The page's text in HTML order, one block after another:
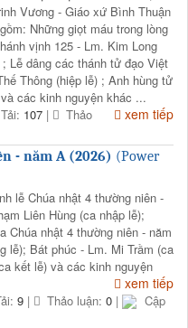
Vương - Giáo xứ Bình Thuận
Những giọt máu trong lòng
vịnh 125 - Lm. Kim Long
Lễ dâng các thánh tử đạo Việt
Thông (hiệp lễ) ; Anh hùng tử
các kinh nguyện khác ...
xem tiếp
Tải: 107 |
Thảo
- năm A (2026) (Power
lễ Chúa nhật 4 thường niên -
Liên Hùng (ca nhập lễ);
Chúa nhật 4 thường niên - năm
lễ); Bát phúc - Lm. Mi Trầm (ca
kết lễ) và các kinh nguyện
xem tiếp
9 | Thảo luận: 0 |
Cập